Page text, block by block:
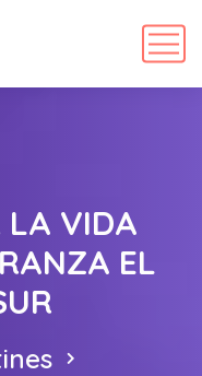
LA VIDA
EL